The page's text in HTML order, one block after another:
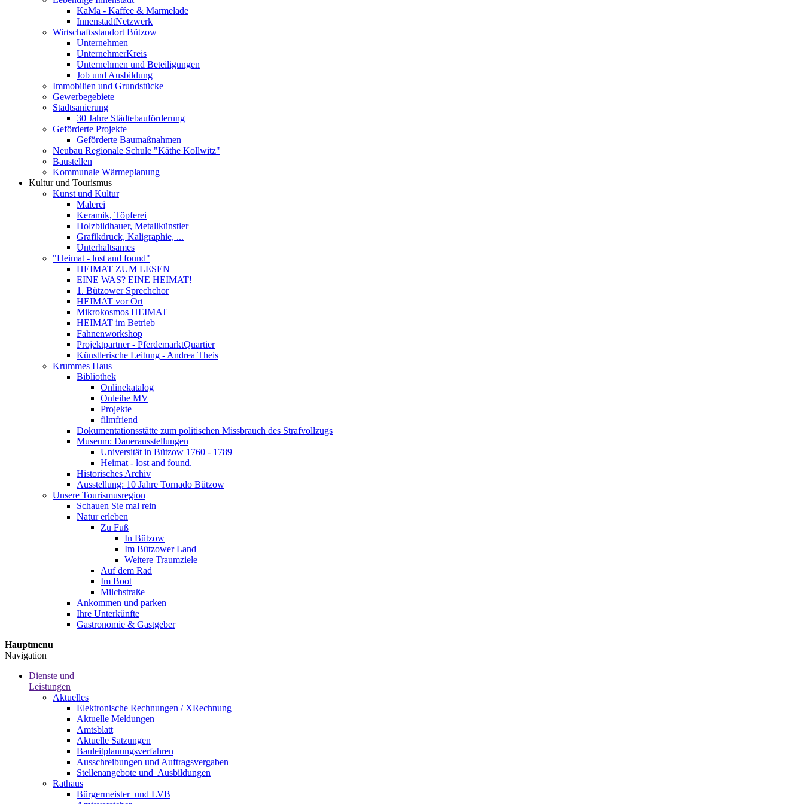
KaMa - Kaffee & Marmelade
InnenstadtNetzwerk
Wirtschaftsstandort Bützow
Unternehmen
UnternehmerKreis
Unternehmen und Beteiligungen
Job und Ausbildung
Immobilien und Grundstücke
Gewerbegebiete
Stadtsanierung
30 Jahre Städtebauförderung
Geförderte Projekte
Geförderte Baumaßnahmen
Neubau Regionale Schule "Käthe Kollwitz"
Baustellen
Kommunale Wärmeplanung
Kultur und Tourismus
Kunst und Kultur
Malerei
Keramik, Töpferei
Holzbildhauer, Metallkünstler
Grafikdruck, Kaligraphie, ...
Unterhaltsames
"Heimat - lost and found"
HEIMAT ZUM LESEN
EINE WAS? EINE HEIMAT!
1. Bützower Sprechchor
HEIMAT vor Ort
Mikrokosmos HEIMAT
HEIMAT im Betrieb
Fahnenworkshop
Projektpartner - PferdemarktQuartier
Künstlerische Leitung - Andrea Theis
Krummes Haus
Bibliothek
Onlinekatalog
Onleihe MV
Projekte
filmfriend
Dokumentationsstätte zum politischen Missbrauch des Strafvollzugs
Museum: Dauerausstellungen
Universität in Bützow 1760 - 1789
Heimat - lost and found.
Historisches Archiv
Ausstellung: 10 Jahre Tornado Bützow
Unsere Tourismusregion
Schauen Sie mal rein
Natur erleben
Zu Fuß
In Bützow
Im Bützower Land
Weitere Traumziele
Auf dem Rad
Im Boot
Milchstraße
Ankommen und parken
Ihre Unterkünfte
Gastronomie & Gastgeber
Hauptmenu
Navigation
Dienste und
Leistungen
Aktuelles
Elektronische Rechnungen / XRechnung
Aktuelle Meldungen
Amtsblatt
Aktuelle Satzungen
Bauleitplanungsverfahren
Ausschreibungen und Auftragsvergaben
Stellenangebote und ­­ Ausbildungen
Rathaus
Bürgermeister ­ und LVB